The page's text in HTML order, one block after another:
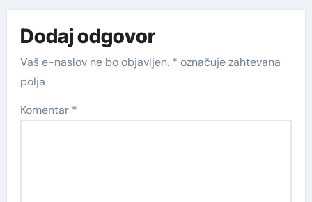
Dodaj odgovor
Vaš e-naslov ne bo objavljen. * označuje zahtevana
polja
Komentar *